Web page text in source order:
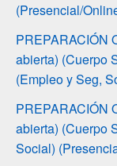
(Presencial/
PREPARACIÓN
abierta) (Cuerpo
(Empleo y Seg,
PREPARACIÓN
abierta) (Cuerpo
Social)